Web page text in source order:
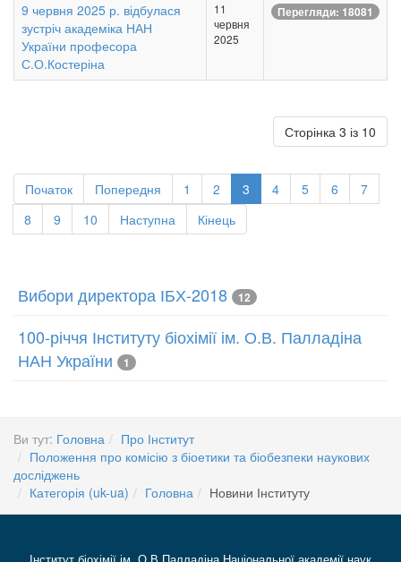
9 червня 2025 р. відбулася
зустріч академіка НАН
України професора
С.О.Костеріна
11
червня
2025
Перегляди: 18081
Сторінка 3 із 10
Початок Попередня 1 2 3 4 5 6
7
8
9 10 Наступна Кінець
Вибори директора ІБХ-2018 12
100-річчя Інституту біохімії ім. О.В. Палладіна
НАН України
1
Ви тут: Головна
Про Інститут
Положення про комісію з біоетики та біобезпеки наукових
досліджень
Категорія (uk-ua)
Головна Новини Інституту